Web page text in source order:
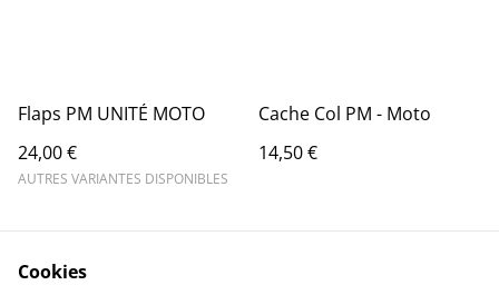
Flaps PM UNITÉ MOTO
24,00 €
AUTRES VARIANTES DISPONIBLES
Cache Col PM - Moto
14,50 €
Cookies